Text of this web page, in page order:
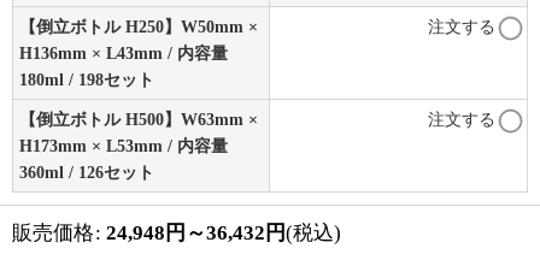
【倒立ボトル H250】W50mm ×
H136mm × L43mm / 内容量
180ml / 198セット
注文する
【倒立ボトル H500】W63mm ×
H173mm × L53mm / 内容量
360ml / 126セット
注文する
販売価格: 24,948 円 ～36,432 円(税込)